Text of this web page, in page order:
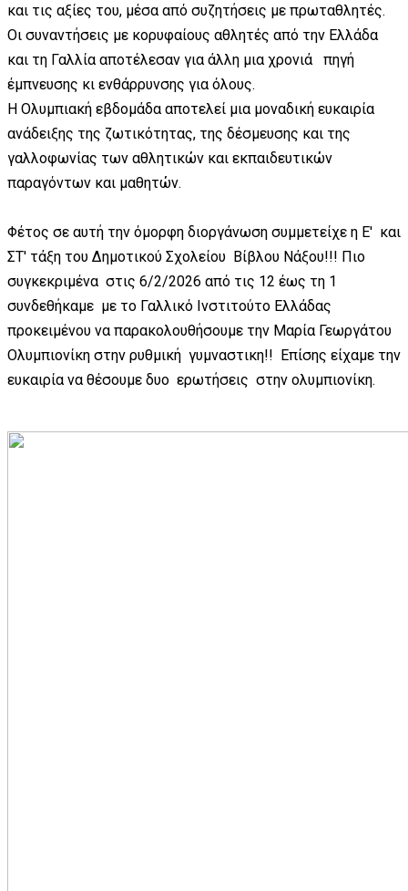
και τις αξίες του, μέσα από συζητήσεις με πρωταθλητές.
Οι συναντήσεις με κορυφαίους αθλητές από την Ελλάδα
και τη Γαλλία αποτέλεσαν για άλλη μια χρονιά πηγή
έμπνευσης κι ενθάρρυνσης για όλους.
Η Ολυμπιακή εβδομάδα αποτελεί μια μοναδική ευκαιρία
ανάδειξης της ζωτικότητας, της δέσμευσης και της
γαλλοφωνίας των αθλητικών και εκπαιδευτικών
παραγόντων και μαθητών.
Φέτος σε αυτή την όμορφη διοργάνωση συμμετείχε η Ε' και
ΣΤ' τάξη του Δημοτικού Σχολείου Βίβλου Νάξου!!! Πιο
συγκεκριμένα στις 6/2/2026 από τις 12 έως τη 1
συνδεθήκαμε με το Γαλλικό Ινστιτούτο Ελλάδας
προκειμένου να παρακολουθήσουμε την Μαρία Γεωργάτου
Ολυμπιονίκη στην ρυθμική γυμναστικη!! Επίσης είχαμε την
ευκαιρία να θέσουμε δυο ερωτήσεις στην ολυμπιονίκη.